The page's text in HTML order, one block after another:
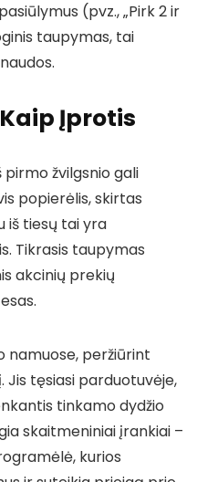
(pvz., „Pirk 2 ir
taupymas, tai
Įprotis
pirmo žvilgsnio gali
popierėlis, skirtas
iš tiesų tai yra
Tikrasis taupymas
akcinių prekių
namuose, peržiūrint
Jis tęsiasi parduotuvėje,
tinkamo dydžio
skaitmeniniai įrankiai –
kurios